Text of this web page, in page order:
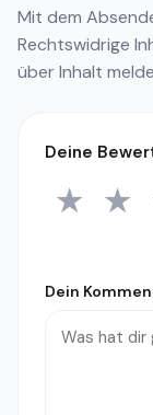
Mit dem
Rechtswidrige
überInhalt
Deine
1
★ 2
★
Dein